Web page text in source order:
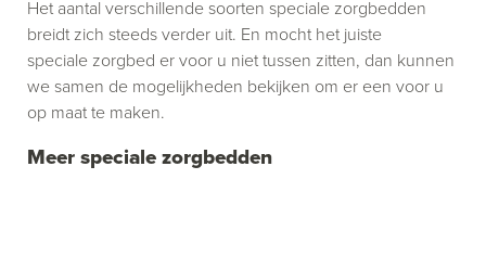
Meer speciale zorgbedden
Het aantal verschillende soorten speciale zorgbedden
breidt zich steeds verder uit. En mocht het juiste
speciale zorgbed er voor u niet tussen zitten, dan kunnen
we samen de mogelijkheden bekijken om er een voor u
op maat te maken.